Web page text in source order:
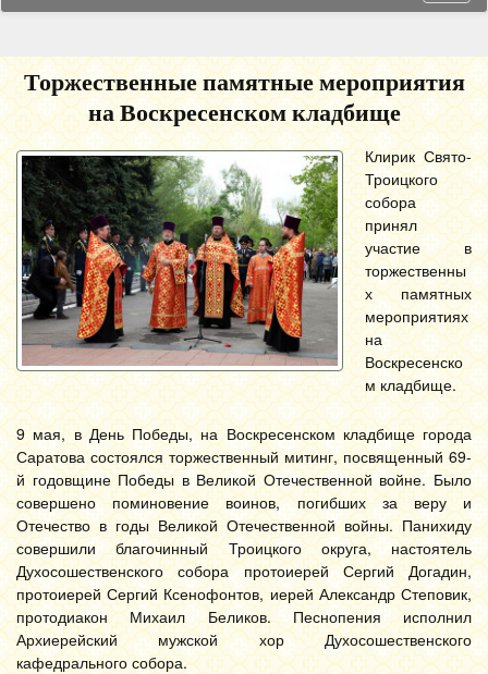
Торжественные памятные мероприятия
на Воскресенском кладбище
Клирик Свято-
Троицкого
собора
принял
участие в
торжественны
х памятных
мероприятиях
на
Воскресенско
м кладбище.
9 мая, в День Победы, на Воскресенском кладбище города
Саратова состоялся торжественный митинг, посвященный 69-
й годовщине Победы в Великой Отечественной войне. Было
совершено поминовение воинов, погибших за веру и
Отечество в годы Великой Отечественной войны. Панихиду
совершили благочинный Троицкого округа, настоятель
Духосошественского собора протоиерей Сергий Догадин,
протоиерей Сергий Ксенофонтов, иерей Александр Степовик,
протодиакон Михаил Беликов. Песнопения исполнил
Архиерейский мужской хор Духосошественского
кафедрального собора.